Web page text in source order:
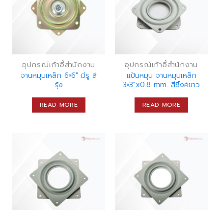
อุปกรณ์เก้าอี้สำนักงาน
จานหมุนเหล็ก 6×6″ มีรู สี
รุ้ง
READ MORE
อุปกรณ์เก้าอี้สำนักงาน
แป้นหมุน จานหมุนเหล็ก
3×3″x0.8 mm. สีซิ้งค์ขาว
READ MORE